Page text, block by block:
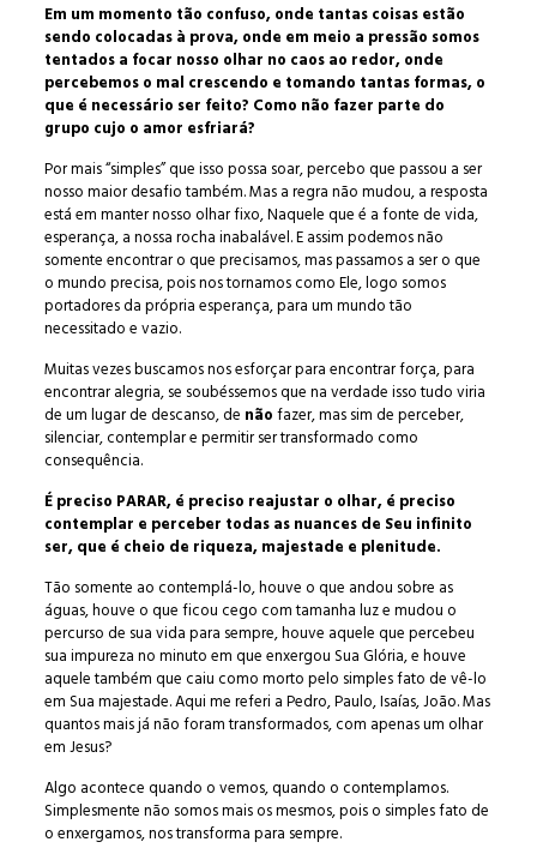
Em um momento tão confuso, onde tantas coisas estão
sendo colocadas à prova, onde em meio a pressão somos
tentados a focar nosso olhar no caos ao redor, onde
percebemos o mal crescendo e tomando tantas formas, o
que é necessário ser feito? Como não fazer parte do
grupo cujo o amor esfriará?
Por mais “simples” que isso possa soar, percebo que passou a ser
nosso maior desafio também. Mas a regra não mudou, a resposta
está em manter nosso olhar fixo, Naquele que é a fonte de vida,
esperança, a nossa rocha inabalável. E assim podemos não
somente encontrar o que precisamos, mas passamos a ser o que
o mundo precisa, pois nos tornamos como Ele, logo somos
portadores da própria esperança, para um mundo tão
necessitado e vazio.
Muitas vezes buscamos nos esforçar para encontrar força, para
encontrar alegria, se soubéssemos que na verdade isso tudo viria
de um lugar de descanso, de nãofazer, mas sim de perceber,
silenciar, contemplar e permitir ser transformado como
consequência.
É preciso PARAR, é preciso reajustar o olhar, é preciso
contemplar e perceber todas as nuances de Seu infinito
ser, que é cheio de riqueza, majestade e plenitude.
Tão somente ao contemplá-lo, houve o que andou sobre as
águas, houve o que ficou cego com tamanha luz e mudou o
percurso de sua vida para sempre, houve aquele que percebeu
sua impureza no minuto em que enxergou Sua Glória, e houve
aquele também que caiu como morto pelo simples fato de vê-lo
em Sua majestade. Aqui me referi a Pedro, Paulo, Isaías, João. Mas
quantos mais já não foram transformados, com apenas um olhar
em Jesus?
Algo acontece quando o vemos, quando o contemplamos.
Simplesmente não somos mais os mesmos, pois o simples fato de
o enxergamos, nos transforma para sempre.